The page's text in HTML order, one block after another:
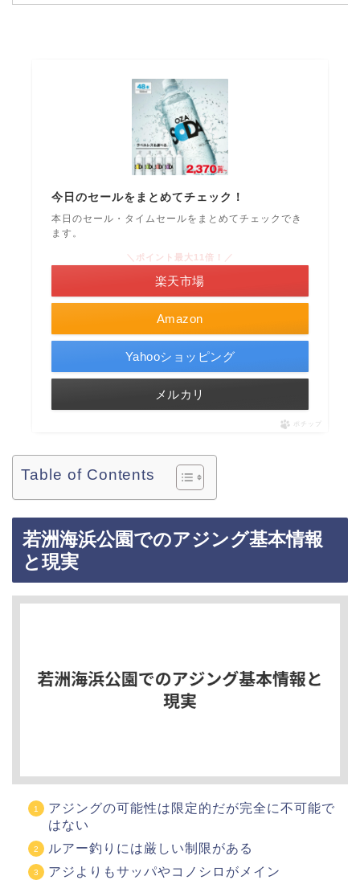
今日のセールをまとめてチェック！
本日のセール・タイムセールをまとめてチェックでき
ます。
Amazon
＼ポイント最大11倍！／
楽天市場
Yahooショッピング
メルカリ
ポチップ
Table of Contents
若洲海浜公園でのアジング基本情報
と現実
アジングの可能性は限定的だが完全に不可能で
はない
ルアー釣りには厳しい制限がある
アジよりもサッパやコノシロがメイン